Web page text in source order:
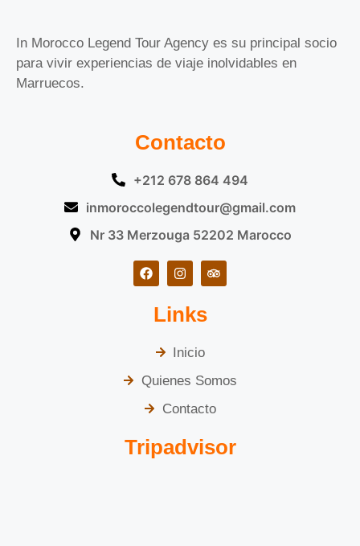
In Morocco Legend Tour Agency es su principal socio
para vivir experiencias de viaje inolvidables en
Marruecos.
Contacto
+212 678 864 494
inmoroccolegendtour@gmail.com
Nr 33 Merzouga 52202 Marocco
Links
Inicio
Quienes Somos
Contacto
Tripadvisor